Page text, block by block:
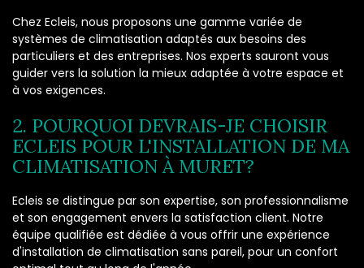
Chez Ecleis, nous proposons une gamme variée de
systèmes de climatisation adaptés aux besoins des
particuliers et des entreprises. Nos experts sauront vous
guider vers la solution la mieux adaptée à votre espace et
à vos exigences.
2. POURQUOI DEVRAIS-JE CHOISIR
ECLEIS POUR L'INSTALLATION DE MA
CLIMATISATION À MURET?
Ecleis se distingue par son expertise, son professionnalisme
et son engagement envers la satisfaction client. Notre
équipe qualifiée est dédiée à vous offrir une expérience
d'installation de climatisation sans pareil, pour un confort